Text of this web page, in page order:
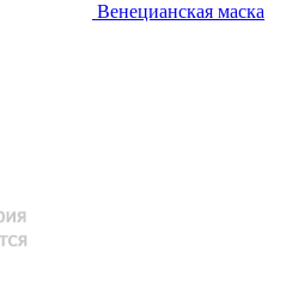
Венецианская маска